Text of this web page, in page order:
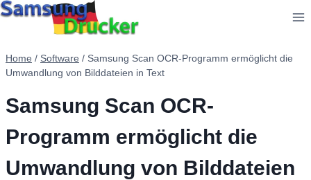
Zum
Home / Software / Samsung Scan OCR-Programm ermöglicht die
Umwandlung von Bilddateien in Text
Samsung Scan OCR-
Programm ermöglicht die
Umwandlung von Bilddateien